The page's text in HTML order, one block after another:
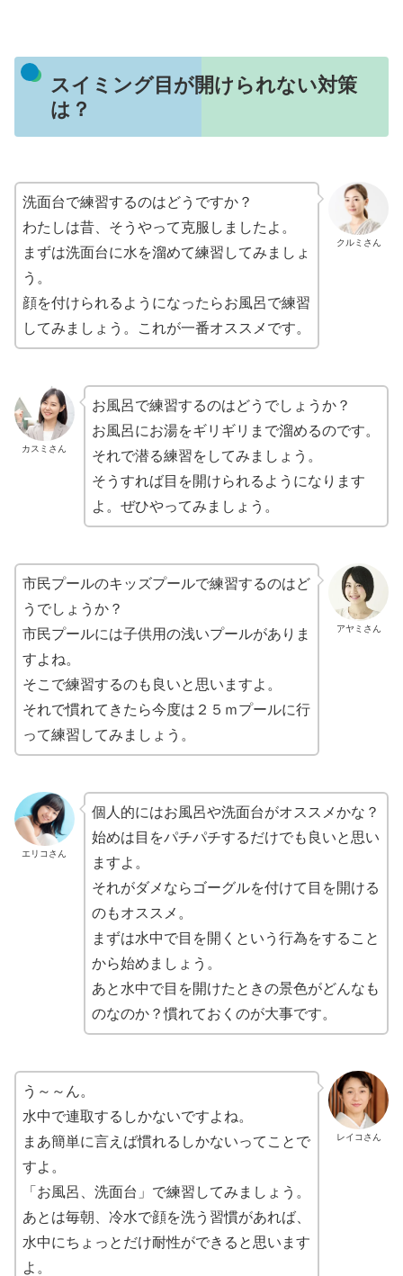
スイミング目が開けられない対策
は？
クルミさん
洗面台で練習するのはどうですか？
わたしは昔、そうやって克服しましたよ。
まずは洗面台に水を溜めて練習してみましょ
う。
顔を付けられるようになったらお風呂で練習
してみましょう。これが一番オススメです。
カスミさん
お風呂で練習するのはどうでしょうか？
お風呂にお湯をギリギリまで溜めるのです。
それで潜る練習をしてみましょう。
そうすれば目を開けられるようになります
よ。ぜひやってみましょう。
アヤミさん
市民プールのキッズプールで練習するのはど
うでしょうか？
市民プールには子供用の浅いプールがありま
すよね。
そこで練習するのも良いと思いますよ。
それで慣れてきたら今度は２５ｍプールに行
って練習してみましょう。
エリコさん
個人的にはお風呂や洗面台がオススメかな？
始めは目をパチパチするだけでも良いと思い
ますよ。
それがダメならゴーグルを付けて目を開ける
のもオススメ。
まずは水中で目を開くという行為をすること
から始めましょう。
あと水中で目を開けたときの景色がどんなも
のなのか？慣れておくのが大事です。
レイコさん
う～～ん。
水中で連取するしかないですよね。
まあ簡単に言えば慣れるしかないってことで
すよ。
「お風呂、洗面台」で練習してみましょう。
あとは毎朝、冷水で顔を洗う習慣があれば、
水中にちょっとだけ耐性ができると思います
よ。